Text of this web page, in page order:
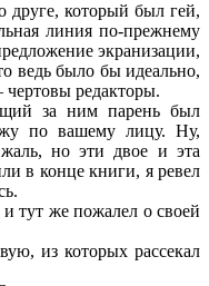
который был гей,
линия по-прежнему
экранизации,
ведь было бы идеально,
чертовы редакторы.
за ним парень был
по вашему лицу. Ну,
но эти двое и эта
в конце книги, я ревел
тут же пожалел о своей
из которых рассекал